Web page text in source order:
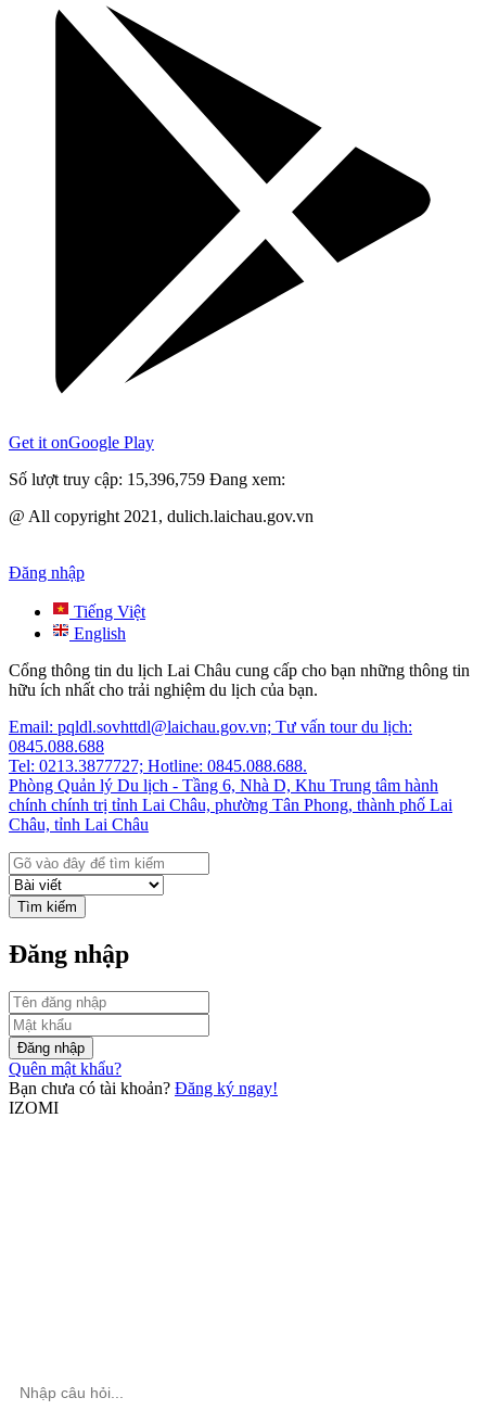
Get it onGoogle Play
Số lượt truy cập: 15,396,759 Đang xem:
@ All copyright 2021, dulich.laichau.gov.vn
Đăng nhập
Tiếng Việt
English
Cổng thông tin du lịch Lai Châu cung cấp cho bạn những thông tin
hữu ích nhất cho trải nghiệm du lịch của bạn.
Email: pqldl.sovhttdl@laichau.gov.vn; Tư vấn tour du lịch:
0845.088.688
Tel: 0213.3877727; Hotline: 0845.088.688.
Phòng Quản lý Du lịch - Tầng 6, Nhà D, Khu Trung tâm hành
chính chính trị tỉnh Lai Châu, phường Tân Phong, thành phố Lai
Châu, tỉnh Lai Châu
Tìm kiếm
Đăng nhập
Đăng nhập
Quên mật khẩu?
Bạn chưa có tài khoản? Đăng ký ngay!
IZOMI